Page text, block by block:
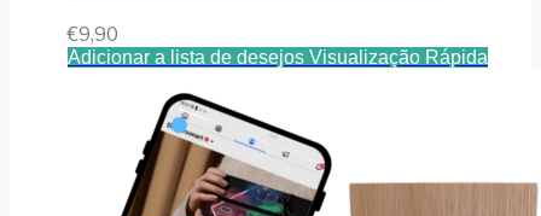
€9,90
Adicionar a lista de desejos Visualização Rápida